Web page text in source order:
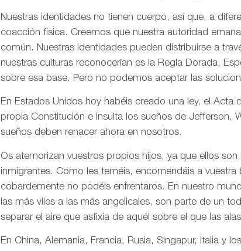
Nuestras identidades no tienen cuerpo, así que, a
coacción física. Creemos que nuestra autoridad
común. Nuestras identidades pueden distribuirse a
nuestras culturas reconocerían es la Regla Dorada.
sobre esa base. Pero no podemos aceptar las
En Estados Unidos hoy habéis creado una ley, el
propia Constitución e insulta los sueños de Jefferson,
sueños deben renacer ahora en nosotros.
Os atemorizan vuestros propios hijos, ya que ellos
inmigrantes. Como les teméis, encomendáis a
cobardemente no podéis enfrentaros. En nuestro
las más viles a las más angelicales, son parte de un
separar el aire que asfixia de aquél sobre el que las
En China, Alemania, Francia, Rusia, Singapur, Italia y